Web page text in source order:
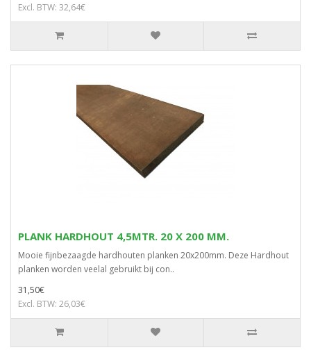
Excl. BTW: 32,64€
PLANK HARDHOUT 4,5MTR. 20 X 200 MM.
Mooie fijnbezaagde hardhouten planken 20x200mm. Deze Hardhout
planken worden veelal gebruikt bij con..
31,50€
Excl. BTW: 26,03€